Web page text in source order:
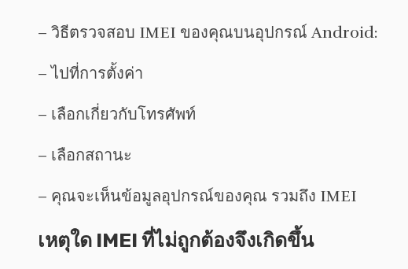
– วิธีตรวจสอบ IMEI ของคุณบนอุปกรณ์ Android:
– ไปที่การตั้งค่า
– เลือกเกี่ยวกับโทรศัพท์
– เลือกสถานะ
– คุณจะเห็นข้อมูลอุปกรณ์ของคุณ รวมถึง IMEI
เหตุใด IMEI ที่ไม่ถูกต้องจึงเกิดขึ้น